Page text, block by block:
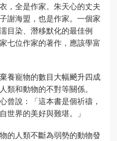
，全是作家。朱天心的丈夫
謝海盟，也是作家。一個家
目染、潛移默化的最佳例
七位作家的著作，應該學富
養寵物的數目大幅飇升四成
類和動物的不對等關係。
曾說：「這本書是個祈禱，
世界的美好與難堪。」
的人類不斷為弱勢的動物發